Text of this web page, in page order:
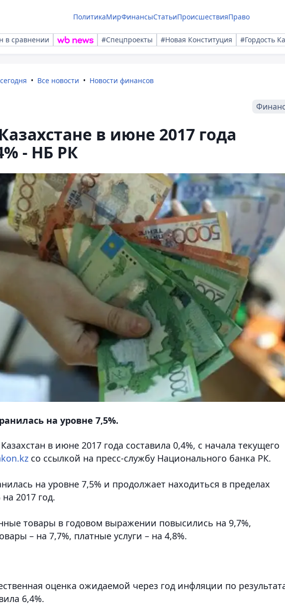
ПолитикаМирФинансыСтатьиПроисшествияПраво
в сравнении #Спецпроекты #Новая Конституция #Гордость
Все новости Новости финансов
в июне 2017 года
- НБ РК
на уровне 7,5%.
в июне 2017 года составила 0,4%, с начала текущего
со ссылкой на пресс-службу Национального банка РК.
на уровне 7,5% и продолжает находиться в пределах
2017 год.
товары в годовом выражении повысились на 9,7%,
– на 7,7%, платные услуги – на 4,8%.
оценка ожидаемой через год инфляции по
6,4%.